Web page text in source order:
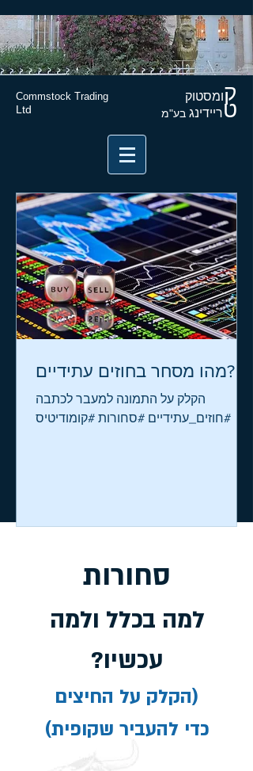
קומסטוק
טריידינג בע"מ
Commstock Trading
Ltd
סחורות
למה בכלל ולמה
עכשיו?
(הקלק על החיצים
כדי להעביר שקופית)
מהו מסחר בחוזים עתידיים?
הקלק על התמונה למעבר לכתבה
#חוזים_עתידיים #סחורות #קומודיטיס